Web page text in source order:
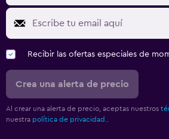
Recibir las ofertas especiales de
Crea una alerta de precio
Al crear una alerta de precio, aceptas nuestros
nuestra política de privacidad.